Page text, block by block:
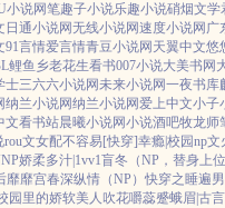
小说网笔趣子小说乐趣小说硝烟文学
日通小说网无线小说网速度小说网 广
91言情爱言情青豆小说网 天翼中文悠
鲤鱼乡老花生看书007小说大美书网
士三六六小说网未来小说网一夜书库
纳兰小说网纳兰小说网爱上中文小子
文看书站晨曦小说网小说酒吧牧龙师
rou文女配不容易[快穿]幸瘾|校园np文
娇柔多汁|1vv1盲冬（NP，替身上
靡靡宫春深纵情（NP）快穿之睡遍
园里的娇软美人 吹花嚼蕊蹙蛾眉|古言